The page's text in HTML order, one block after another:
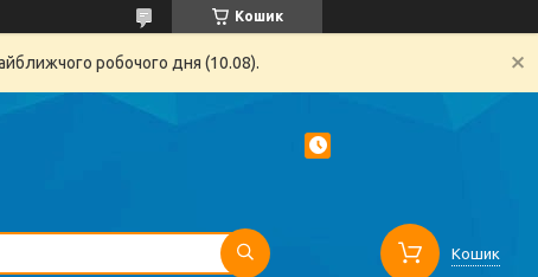
Кошик
робочого дня (10.08).
Кошик